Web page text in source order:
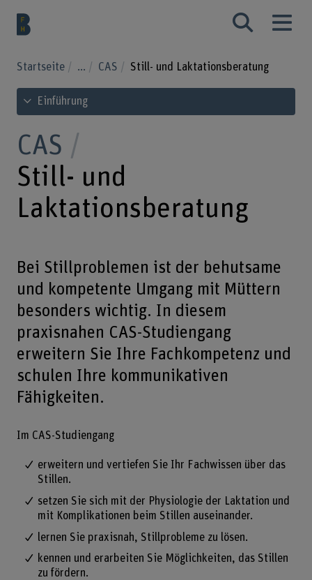
Startseite ... CAS Still- und Laktationsberatung
Inhaltsverzeichnis ansehen
Einführung
CAS
Still- und
Laktationsberatung
Bei Stillproblemen ist der behutsame
und kompetente Umgang mit Müttern
besonders wichtig. In diesem
praxisnahen CAS-Studiengang
erweitern Sie Ihre Fachkompetenz und
schulen Ihre kommunikativen
Fähigkeiten.
Im CAS-Studiengang
erweitern und vertiefen Sie Ihr Fachwissen über das
Stillen.
setzen Sie sich mit der Physiologie der Laktation und
mit Komplikationen beim Stillen auseinander.
lernen Sie praxisnah, Stillprobleme zu lösen.
kennen und erarbeiten Sie Möglichkeiten, das Stillen
zu fördern.